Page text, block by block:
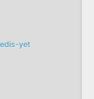
yet